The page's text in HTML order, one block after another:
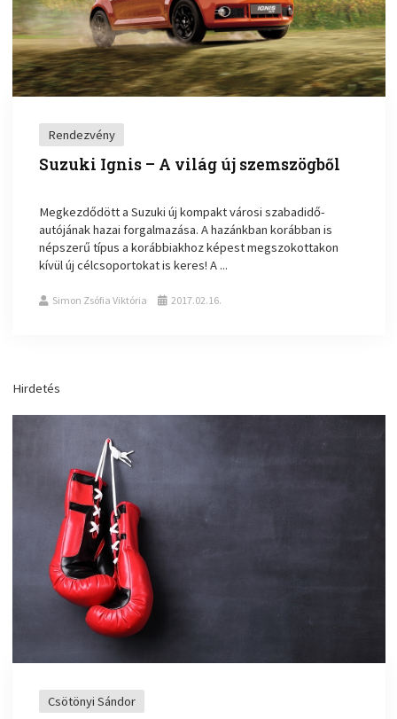
Rendezvény
Suzuki Ignis – A világ új szemszögből
Megkezdődött a Suzuki új kompakt városi szabadidő-
autójának hazai forgalmazása. A hazánkban korábban is
népszerű típus a korábbiakhoz képest megszokottakon
kívül új célcsoportokat is keres! A ...
Simon Zsófia Viktória 2017.02.16.
Hirdetés
Csötönyi Sándor